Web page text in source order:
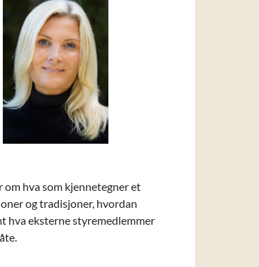
om hva som kjennetegner et
og tradisjoner, hvordan
hva eksterne styremedlemmer